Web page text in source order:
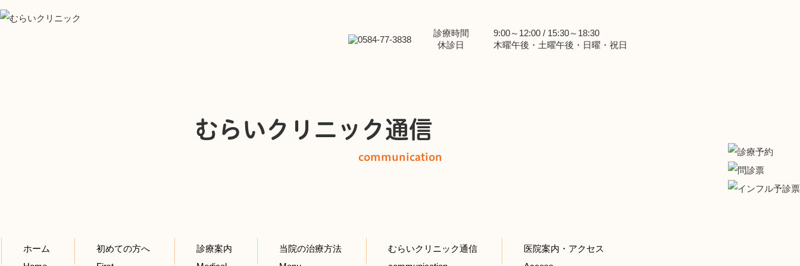
診療時間
9:00～12:00 / 15:30～18:30
休診日
木曜午後・土曜午後・日曜・祝日
むらいクリニック通信
communication
ホーム
初めての方へ
診療案内
当院の治療方法
むらいクリニック通信
医院案内・アクセス